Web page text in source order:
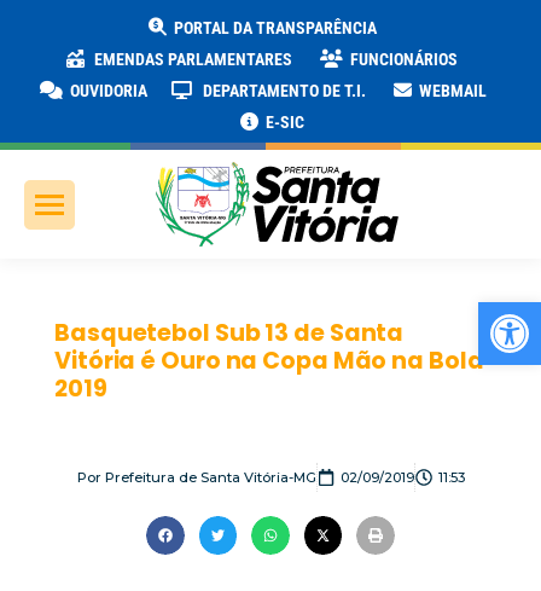
PORTAL DA TRANSPARÊNCIA
EMENDAS PARLAMENTARES
FUNCIONÁRIOS
OUVIDORIA
DEPARTAMENTO DE T.I.
WEBMAIL
E-SIC
Basquetebol Sub 13 de Santa
Vitória é Ouro na Copa Mão na Bola
2019
PorPrefeitura de Santa Vitória-MG 02/09/2019 11:53